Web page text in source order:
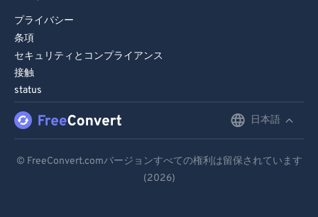
プライバシー
条項
セキュリティとコンプライアンス
接触
status
日本語
Español
© FreeConvert.comバージョンすべての権利は留保されています
(2026)